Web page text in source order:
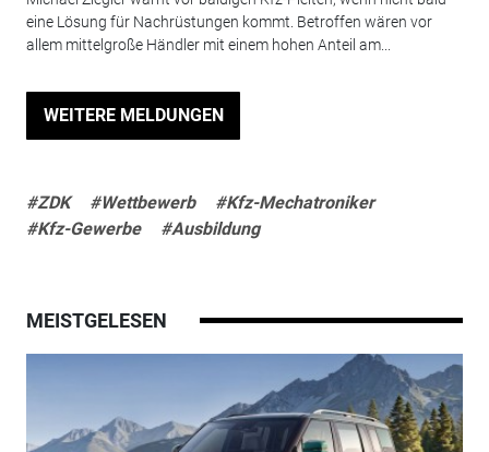
eine Lösung für Nachrüstungen kommt. Betroffen wären vor
allem mittelgroße Händler mit einem hohen Anteil am...
WEITERE MELDUNGEN
#ZDK #Wettbewerb
#Kfz-Mechatroniker
#Kfz-Gewerbe
#Ausbildung
MEISTGELESEN